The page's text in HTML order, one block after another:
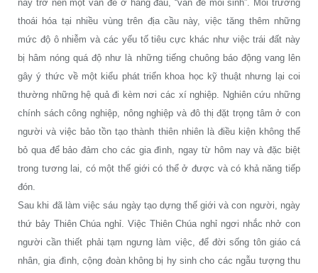
nay trở nên một vấn đề ở hàng đầu, “vấn đề môi sinh”. Môi trường
thoái hóa tại nhiều vùng trên địa cầu này, việc tăng thêm những
mức độ ô nhiễm và các yếu tố tiêu cực khác như việc trái đất này
bị hâm nóng quá độ như là những tiếng chuông báo động vang lên
gây ý thức về một kiểu phát triển khoa học kỹ thuật nhưng lại coi
thường những hệ quả đi kèm nơi các xí nghiệp. Nghiên cứu những
chính sách công nghiệp, nông nghiệp và đô thị đặt trọng tâm ở con
người và việc bảo tồn tạo thành thiên nhiên là điều kiện không thể
bỏ qua để bảo đảm cho các gia đình, ngay từ hôm nay và đặc biệt
trong tương lai, có một thế giới có thể ở được và có khả năng tiếp
đón.
Sau khi đã làm việc sáu ngày tạo dựng thế giới và con người, ngày
thứ bảy Thiên Chúa nghỉ. Việc Thiên Chúa nghỉ ngơi nhắc nhở con
người cần thiết phải tạm ngưng làm việc, để đời sống tôn giáo cá
nhân, gia đình, cộng đoàn không bị hy sinh cho các ngẫu tượng thu